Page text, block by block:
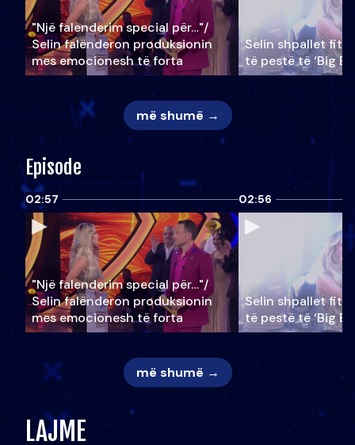
"Një falenderim special për…"/
Selin falënderon produksionin
mes emocionesh të forta
Selin shpallet
të pestë të ‘Big
më shumë →
Episode
02:57
"Një falenderim special për…"/
Selin falënderon produksionin
mes emocionesh të forta
02:56
Selin shpallet
të pestë të ‘Big
më shumë →
LAJME